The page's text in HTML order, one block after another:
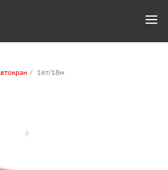
16т/18м